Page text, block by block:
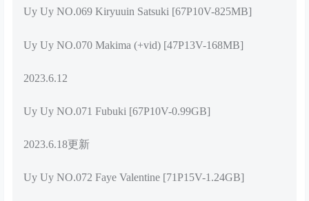
Uy Uy NO.069 Kiryuuin Satsuki [67P10V-825MB]
Uy Uy NO.070 Makima (+vid) [47P13V-168MB]
2023.6.12
Uy Uy NO.071 Fubuki [67P10V-0.99GB]
2023.6.18更新
Uy Uy NO.072 Faye Valentine [71P15V-1.24GB]